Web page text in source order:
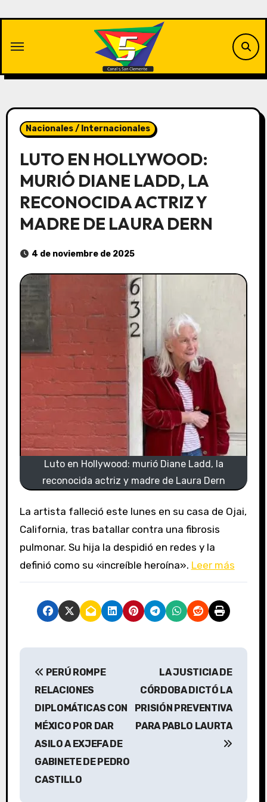
contenido
Nacionales / Internacionales
LUTO EN HOLLYWOOD:
MURIÓ DIANE LADD, LA
RECONOCIDA ACTRIZ Y
MADRE DE LAURA DERN
4 de noviembre de 2025
Luto en Hollywood: murió Diane Ladd, la
reconocida actriz y madre de Laura Dern
La artista falleció este lunes en su casa de Ojai,
California, tras batallar contra una fibrosis
pulmonar. Su hija la despidió en redes y la
definió como su «increíble heroína». Leer más
N
PERÚ ROMPE
RELACIONES
DIPLOMÁTICAS CON
MÉXICO POR DAR
ASILO A EXJEFA DE
GABINETE DE PEDRO
CASTILLO
LA JUSTICIA DE
CÓRDOBA DICTÓ LA
PRISIÓN PREVENTIVA
PARA PABLO LAURTA